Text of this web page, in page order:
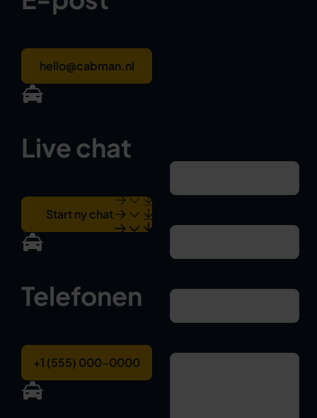
hello@cabman.nl
Live chat
Start ny chat
Telefonen
+1 (555) 000-0000